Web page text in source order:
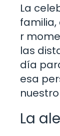
La
r
las
día
esa
La